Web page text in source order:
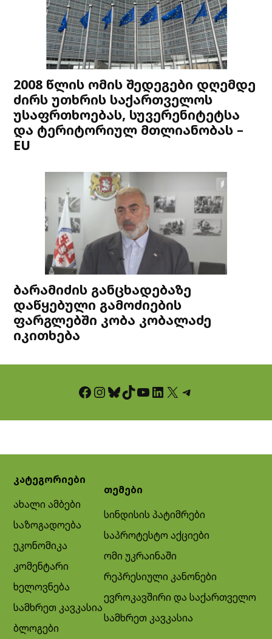
2008 წლის ომის შედეგები დღემდე
ძირს უთხრის საქართველოს
უსაფრთხოებას, სუვერენიტეტსა
და ტერიტორიულ მთლიანობას –
EU
ბარამიძის განცხადებაზე
დაწყებული გამოძიების
ფარგლებში კობა კობალაძე
იკითხება
Facebook InstagramBluesky TikTok YouTube LinkedIn X Telegram
კატეგორიები
ახალი ამბები
საზოგადოება
ეკონომიკა
კომენტარი
ხელოვნება
სამხრეთ კავკასია
ბლოგები
თემები
სინდისის პატიმრები
საპროტესტო აქციები
ომი უკრაინაში
რეპრესიული კანონები
ევროკავშირი და საქართველო
სამხრეთ კავკასია